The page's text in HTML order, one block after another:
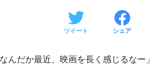
ツイート シェア
なんだか最近、映画を長く感じるなー」